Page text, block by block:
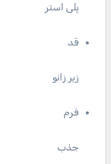
پلی استر
قد
زیر زانو
فرم
جذب